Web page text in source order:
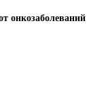
онкозаболеваний